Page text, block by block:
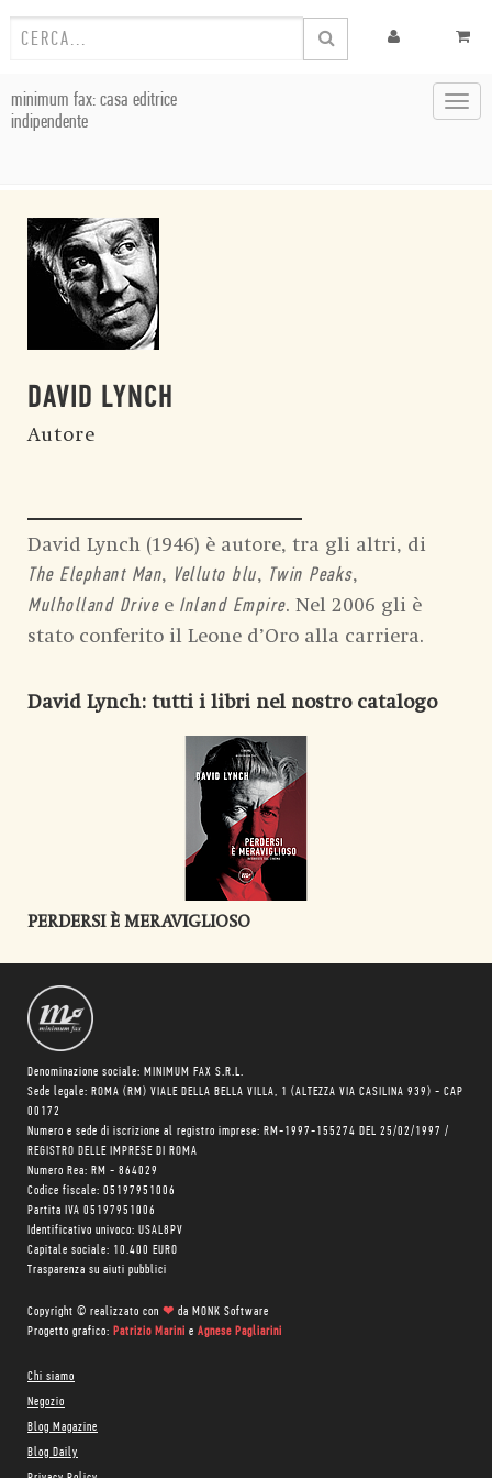
minimum fax: casa editrice
indipendente
DAVID LYNCH
Autore
David Lynch (1946) è autore, tra gli altri, di
The Elephant Man, Velluto blu, Twin Peaks,
Mulholland Drivee Inland Empire. Nel 2006 gli è
stato conferito il Leone d’Oro alla carriera.
David Lynch: tutti i libri nel nostro catalogo
PERDERSI È MERAVIGLIOSO
Denominazione sociale: MINIMUM FAX S.R.L.
Sede legale: ROMA (RM) VIALE DELLA BELLA VILLA, 1 (ALTEZZA VIA CASILINA 939) - CAP
00172
Numero e sede di iscrizione al registro imprese: RM-1997-155274 DEL 25/02/1997 /
REGISTRO DELLE IMPRESE DI ROMA
Numero Rea: RM - 864029
Codice fiscale: 05197951006
Partita IVA 05197951006
Identificativo univoco: USAL8PV
Capitale sociale: 10.400 EURO
Trasparenza su aiuti pubblici
Copyright © realizzato con ❤ da MONK Software
Progetto grafico: Patrizio Marini e Agnese Pagliarini
Chi siamo
Negozio
Blog Magazine
Blog Daily